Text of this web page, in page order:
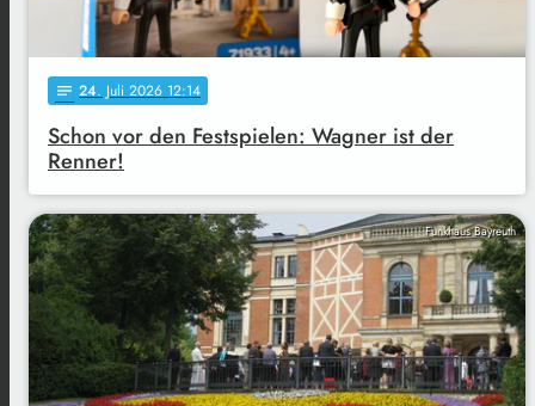
notes 24. Juli 2026 12:14
Schon vor den Festspielen: Wagner ist der
Renner!
Funkhaus Bayreuth